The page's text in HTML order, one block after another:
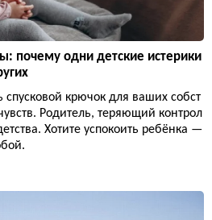
почему одни детские истерики
крючок для ваших собст
Родитель, теряющий контрол
Хотите успокоить ребёнка —